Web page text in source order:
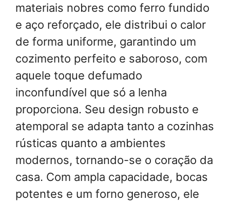
materiais nobres como ferro fundido
e aço reforçado, ele distribui o calor
de forma uniforme, garantindo um
cozimento perfeito e saboroso, com
aquele toque defumado
inconfundível que só a lenha
proporciona. Seu design robusto e
atemporal se adapta tanto a cozinhas
rústicas quanto a ambientes
modernos, tornando-se o coração da
casa. Com ampla capacidade, bocas
potentes e um forno generoso, ele